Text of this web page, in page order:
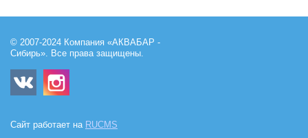
© 2007-2024 Компания «АКВАБАР -
Сибирь». Все права защищены.
Сайт работает на RUCMS